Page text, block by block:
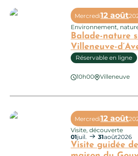
Balade-nature
Villeneuve-
Réservable en ligne
10h00 Villeneuve
Mercredi12 août
Environnement,
Balade-nature sur le causse de
Visite guidée
Mercredi12 août
Visite, découverte
01juil. 31août2026